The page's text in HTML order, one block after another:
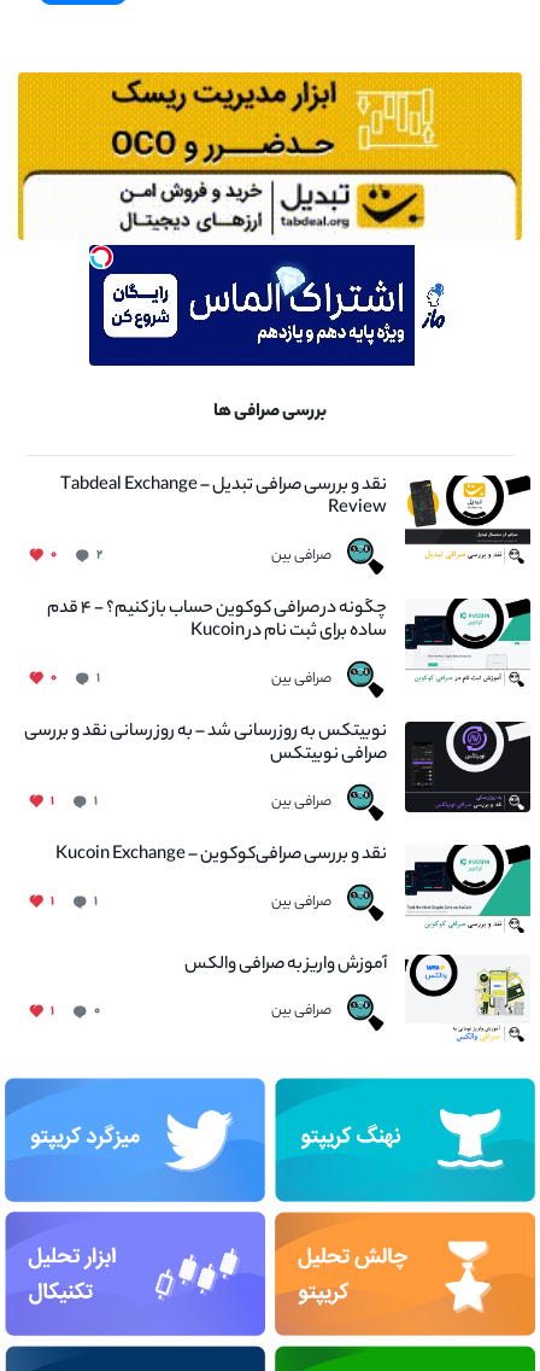
بررسی صرافی ها
نقد و بررسی صرافی تبدیل – Tabdeal Exchange
Review
صرافی بین ۲ ۰
چگونه در صرافی کوکوین حساب باز کنیم؟ - ۴ قدم
ساده برای ثبت نام در Kucoin
صرافی بین ۱ ۰
نوبیتکس به روزرسانی شد – به روز رسانی نقد و بررسی
صرافی نوبیتکس
صرافی بین ۱ ۱
نقد و بررسی صرافی‌کوکوین – Kucoin Exchange
صرافی بین ۱ ۱
آموزش واریز به صرافی والکس
صرافی بین ۰ ۱